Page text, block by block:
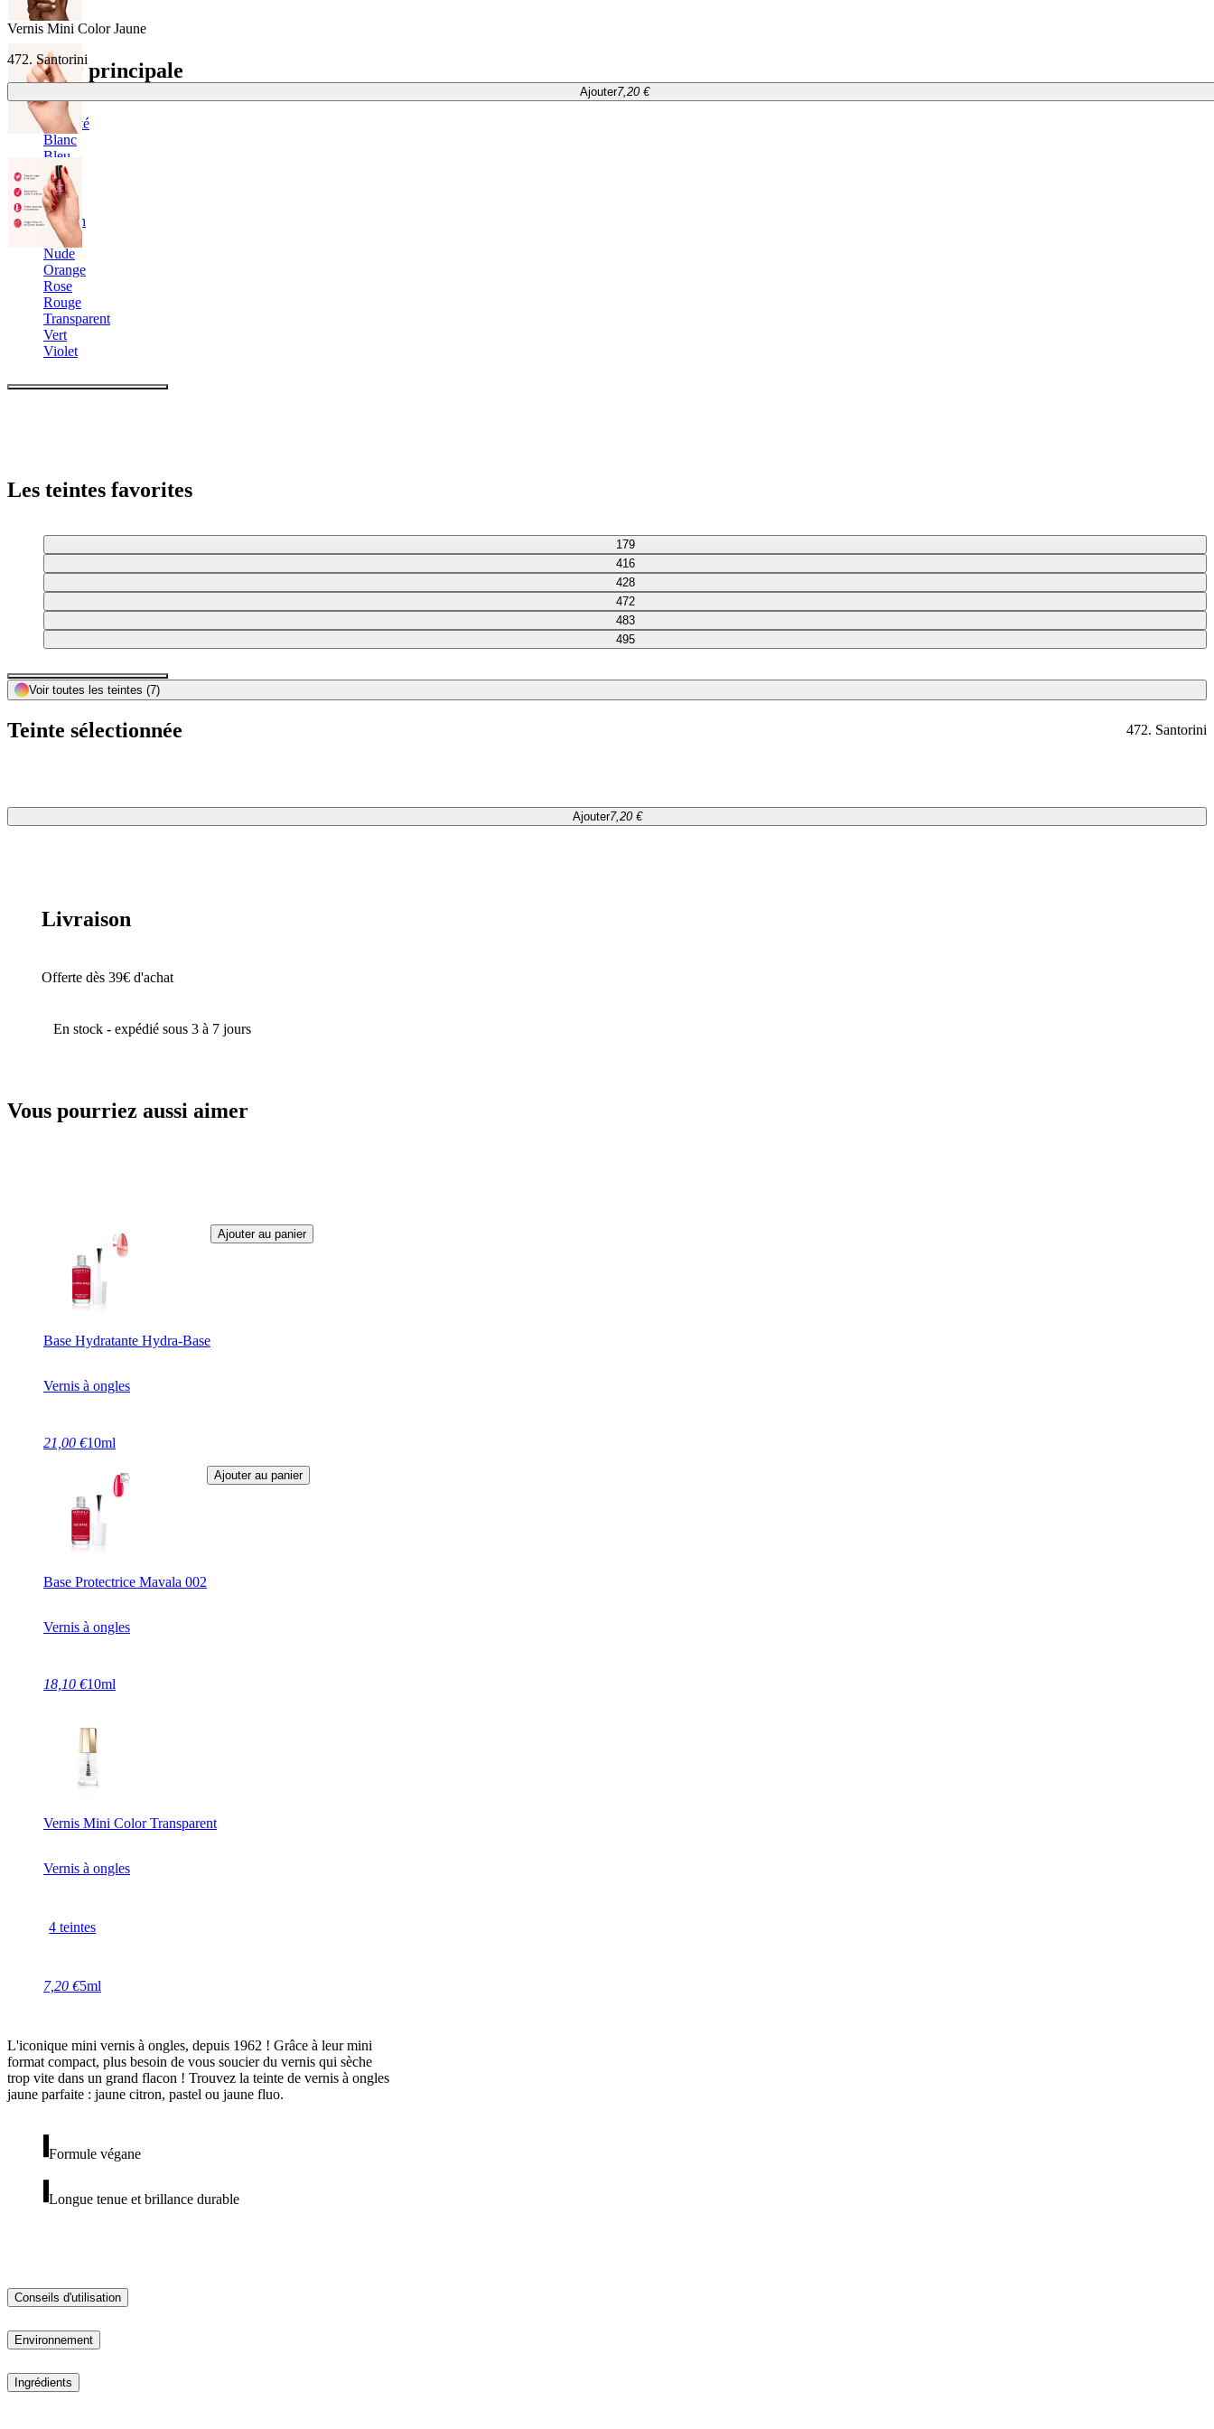
Couleur principale
Argenté
Blanc
Bleu
Doré
Gris
Jaune
Marron
Noir
Nude
Orange
Rose
Rouge
Transparent
Vert
Violet
Les teintes favorites
179
416
428
472
483
495
Voir toutes les teintes (7)
Teinte sélectionnée 472. Santorini
Ajouter7,20 €
Vernis Mini Color Jaune
472. Santorini
Ajouter7,20 €
Livraison
Offerte dès 39€ d'achat
En stock - expédié sous 3 à 7 jours
Vous pourriez aussi aimer
Base Hydratante Hydra-Base
Vernis à ongles
21,00 €10ml
Ajouter au panier
Base Protectrice Mavala 002
Vernis à ongles
18,10 €10ml
Ajouter au panier
Vernis Mini Color Transparent
Vernis à ongles
4 teintes
7,20 €5ml
L'iconique mini vernis à ongles, depuis 1962 ! Grâce à leur mini
format compact, plus besoin de vous soucier du vernis qui sèche
trop vite dans un grand flacon ! Trouvez la teinte de vernis à ongles
jaune parfaite : jaune citron, pastel ou jaune fluo.
Formule végane
Longue tenue et brillance durable
Conseils d'utilisation
Environnement
Ingrédients